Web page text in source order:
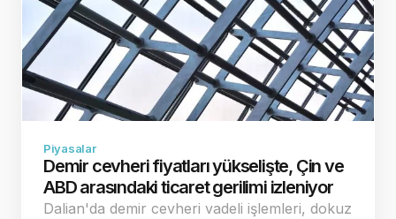
Piyasalar
Demir cevheri fiyatları yükselişte, Çin ve
ABD arasındaki ticaret gerilimi izleniyor
Dalian'da demir cevheri vadeli işlemleri, dokuz